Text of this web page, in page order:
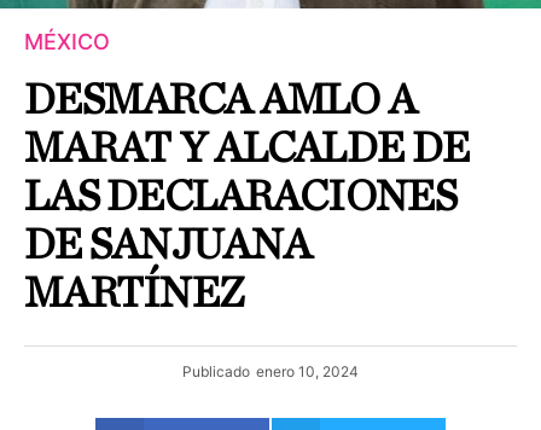
MÉXICO
DESMARCA AMLO A
MARAT Y ALCALDE DE
LAS DECLARACIONES
DE SANJUANA
MARTÍNEZ
Publicado enero 10, 2024